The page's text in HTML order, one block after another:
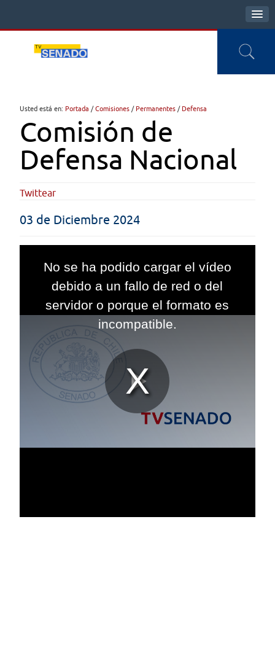
Usted está en: Portada /Comisiones / Permanentes / Defensa
Comisión de
Defensa Nacional
Twittear
03 de Diciembre 2024
window.
No se ha podido cargar el vídeo
debido a un fallo de red o del
servidor o porque el formato es
incompatible.